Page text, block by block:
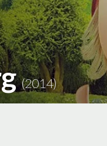
(2014)